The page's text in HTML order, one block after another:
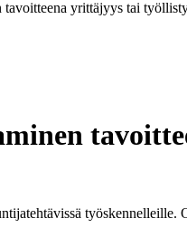
yrittäjyys tai
työskennelleille.